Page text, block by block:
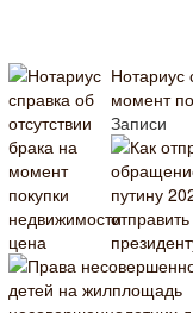
Нотариус
момент
Записи